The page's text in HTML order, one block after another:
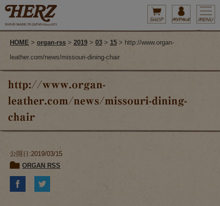
HOME > organ-rss > 2019 > 03 > 15 > http://www.organ-
leather.com/news/missouri-dining-chair
http://www.organ-
leather.com/news/missouri-dining-
chair
公開日:2019/03/15
ORGAN RSS